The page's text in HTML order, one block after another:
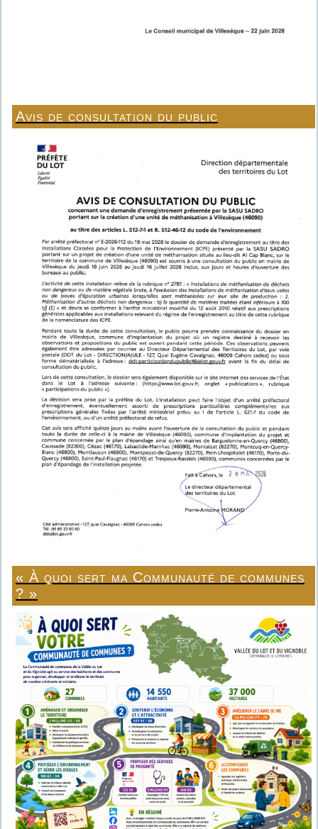
Avis de consultation du public
« À quoi sert ma Communauté de communes
? »